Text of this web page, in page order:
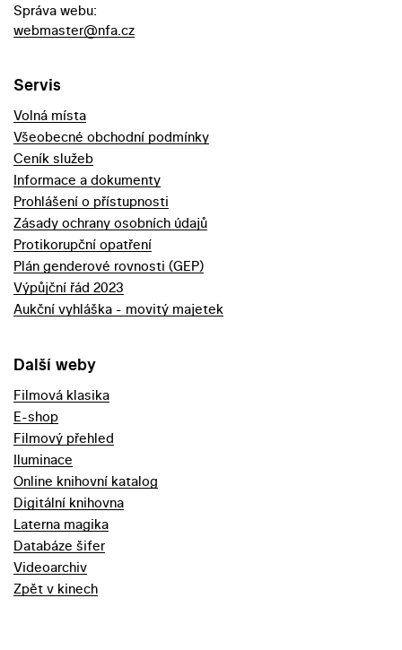
Správa webu:
webmaster@nfa.cz
Servis
Volná místa
Všeobecné obchodní podmínky
Ceník služeb
Informace a dokumenty
Prohlášení o přístupnosti
Zásady ochrany osobních údajů
Protikorupční opatření
Plán genderové rovnosti (GEP)
Výpůjční řád 2023
Aukční vyhláška - movitý majetek
Další weby
Filmová klasika
E-shop
Filmový přehled
Iluminace
Online knihovní katalog
Digitální knihovna
Laterna magika
Databáze šifer
Videoarchiv
Zpět v kinech